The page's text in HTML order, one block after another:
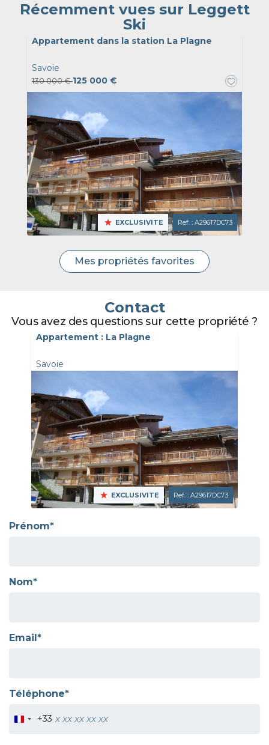
Récemment vues sur Leggett
Ski
Appartement dans la station La Plagne
Savoie
130 000 €125 000 €
EXCLUSIVITE Ref. : A29617DC73
Mes propriétés favorites
Contact
Vous avez des questions sur cette propriété ?
Appartement : La Plagne
Savoie
EXCLUSIVITE Ref. : A29617DC73
Prénom*
Nom*
Email*
Téléphone*
+33